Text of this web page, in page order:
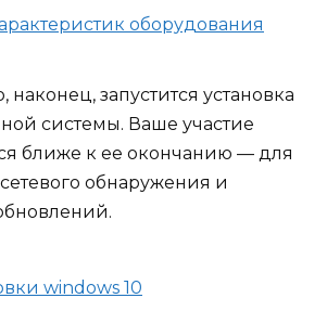
наконец, запустится установка
системы. Ваше участие
ближе к ее окончанию — для
обнаружения и